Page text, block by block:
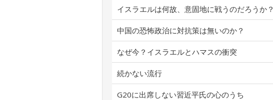
イスラエルは何故、意固地に戦うのだろうか？
中国の恐怖政治に対抗策は無いのか？
なぜ今？イスラエルとハマスの衝突
続かない流行
G20に出席しない習近平氏の心のうち